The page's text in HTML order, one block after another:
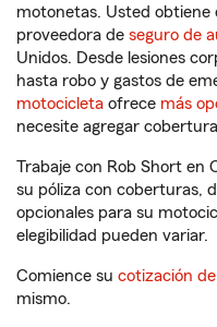
motonetas. Usted obtiene
proveedora de seguro de
Unidos. Desde lesiones
hasta robo y gastos de
motocicleta ofrece más
necesite agregar
Trabaje con Rob Short en
su póliza con coberturas,
opcionales para su
elegibilidad pueden variar.
Comience su cotización
mismo.